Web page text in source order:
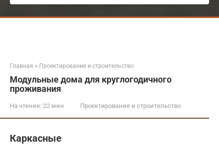
Главная » Проектирование и строительство
Модульные дома для круглогодичного
проживания
На чтение: 22 мин Проектирование и строительство
Каркасные